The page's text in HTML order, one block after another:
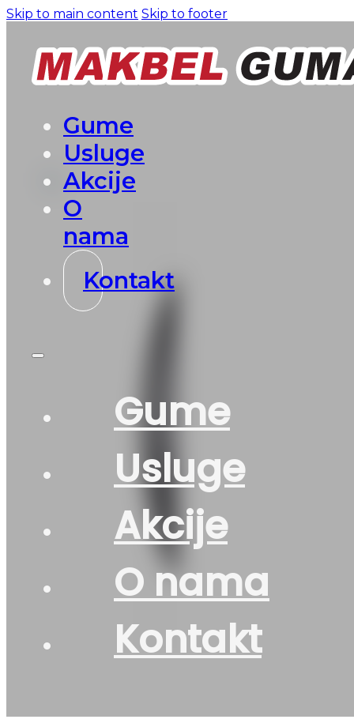
Skip to main content Skip to footer
Gume
Usluge
Akcije
O
nama
Kontakt
Gume
Usluge
Akcije
O nama
Kontakt